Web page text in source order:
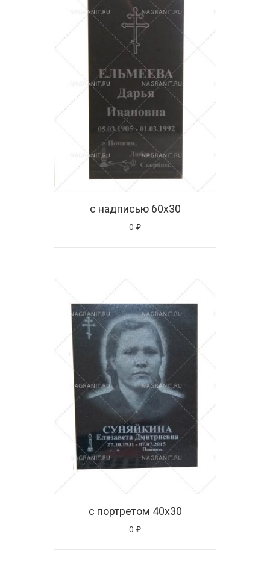
с надписью 60х30
0 ₽
с портретом 40х30
0 ₽